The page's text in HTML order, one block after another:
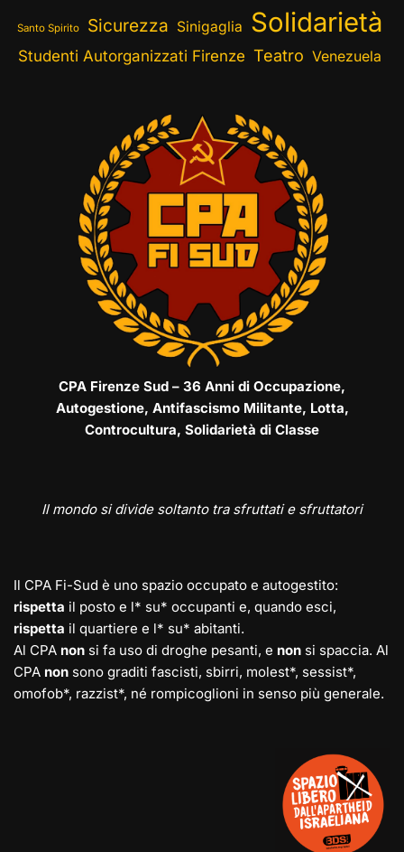
Santo Spirito Sicurezza Sinigaglia Solidarietà
Studenti Autorganizzati Firenze Teatro Venezuela
CPA Firenze Sud – 36 Anni di Occupazione,
Autogestione, Antifascismo Militante, Lotta,
Controcultura, Solidarietà di Classe
Il mondo si divide soltanto tra sfruttati e sfruttatori
Il CPA Fi-Sud è uno spazio occupato e autogestito:
rispetta il posto e l* su* occupanti e, quando esci,
rispetta il quartiere e l* su* abitanti.
Al CPA non si fa uso di droghe pesanti, e non si spaccia. Al
CPA non sono graditi fascisti, sbirri, molest*, sessist*,
omofob*, razzist*, né rompicoglioni in senso più generale.